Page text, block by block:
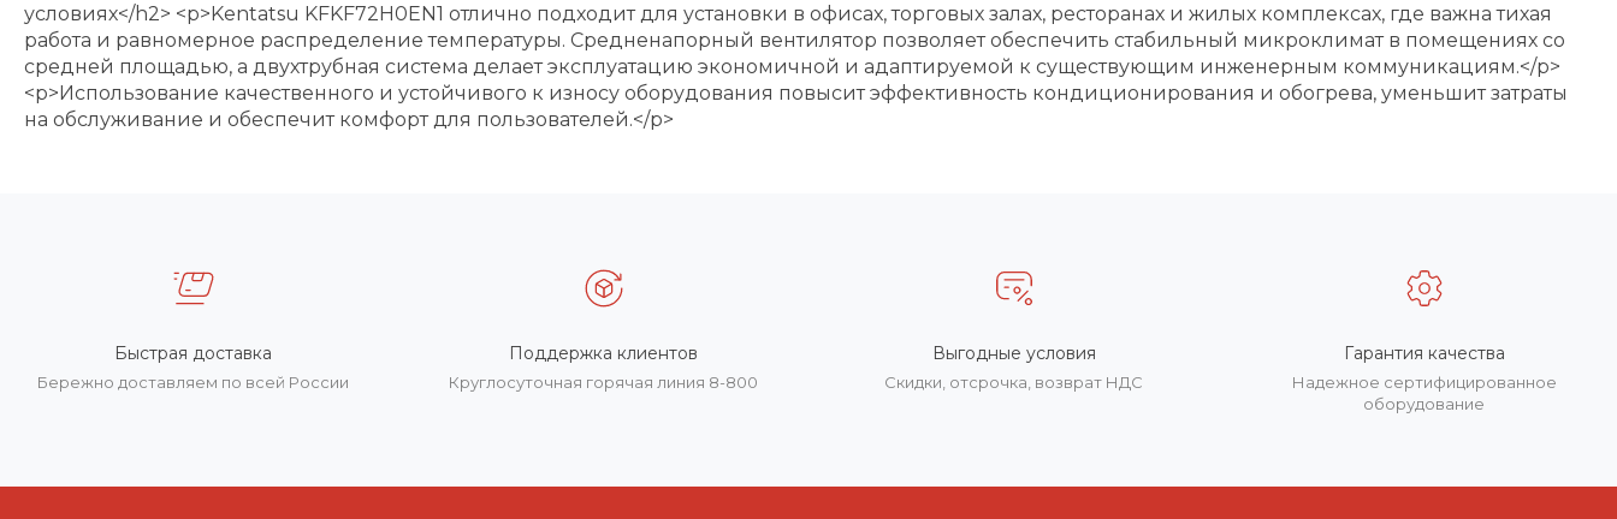
условиях</h2> <p>Kentatsu KFKF72H0EN1 отлично подходит для установки в офисах, торговых залах, ресторанах и жилых комплексах, где важна тихая
работа и равномерное распределение температуры. Средненапорный вентилятор позволяет обеспечить стабильный микроклимат в помещениях со
средней площадью, а двухтрубная система делает эксплуатацию экономичной и адаптируемой к существующим инженерным коммуникациям.</p>
<p>Использование качественного и устойчивого к износу оборудования повысит эффективность кондиционирования и обогрева, уменьшит затраты
на обслуживание и обеспечит комфорт для пользователей.</p>
Быстрая доставка
Бережно доставляем по всей России
Поддержка клиентов
Круглосуточная горячая линия 8-800
Выгодные условия
Скидки, отсрочка, возврат НДС
Гарантия качества
Надежное сертифицированное
оборудование